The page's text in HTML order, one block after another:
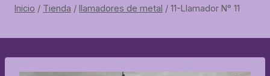
Inicio / Tienda / llamadores de metal / 11-Llamador N° 11